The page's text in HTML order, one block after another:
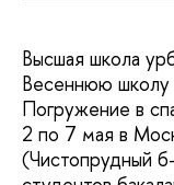
Высшая школа
Весеннюю школу
Погружение в
2 по 7 мая в
(Чистопрудный